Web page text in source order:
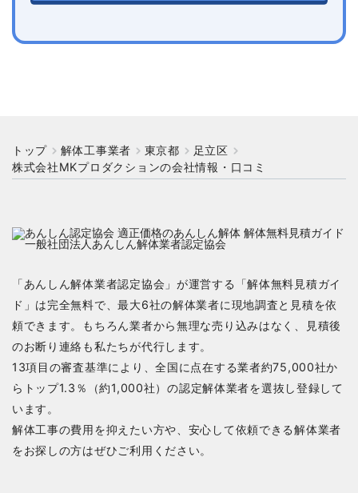
トップ 解体工事業者 東京都
足立区
株式会社MKプロダクションの会社情報・口コミ
「あんしん解体業者認定協会」が運営する「解体無料見積ガイ
ド」は完全無料で、最大6社の解体業者に現地調査と見積を依
頼できます。もちろん業者から無理な売り込みはなく、見積後
のお断り連絡も私たちが代行します。
13項目の審査基準により、全国に点在する業者約75,000社か
らトップ1.3％（約1,000社）の認定解体業者を選抜し登録して
います。
解体工事の費用を抑えたい方や、安心して依頼できる解体業者
をお探しの方はぜひご利用ください。